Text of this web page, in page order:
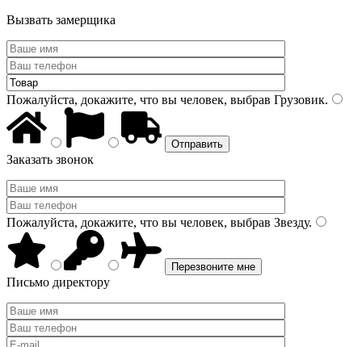
Вызвать замерщика
Пожалуйста, докажите, что вы человек, выбрав Грузовик.
Заказать звонок
Пожалуйста, докажите, что вы человек, выбрав Звезду.
Письмо директору